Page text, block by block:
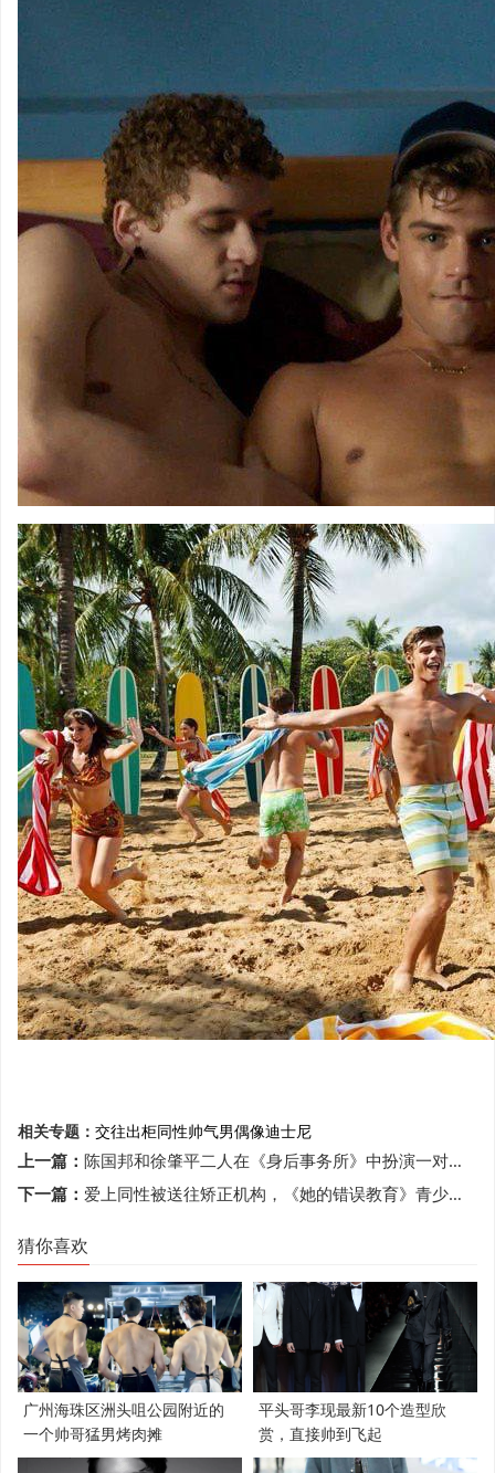
相关专题： 交往出柜同性帅气男偶像迪士尼
上一篇： 陈国邦和徐肇平二人在《身后事务所》中扮演一对同性伴侣
下一篇： 爱上同性被送往矫正机构，《她的错误教育》青少年的悲伤与错误
猜你喜欢
广州海珠区洲头咀公园附近的
一个帅哥猛男烤肉摊
平头哥李现最新10个造型欣
赏，直接帅到飞起